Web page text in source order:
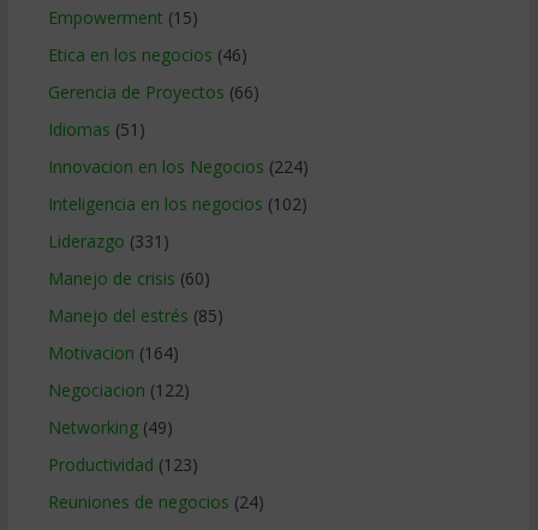
Empowerment (15)
Etica en los negocios (46)
Gerencia de Proyectos (66)
Idiomas (51)
Innovacion en los Negocios (224)
Inteligencia en los negocios (102)
Liderazgo (331)
Manejo de crisis (60)
Manejo del estrés (85)
Motivacion (164)
Negociacion (122)
Networking(49)
Productividad (123)
Reuniones de negocios (24)